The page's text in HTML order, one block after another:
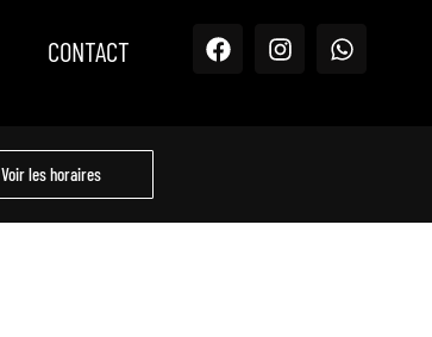
CONTACT
Voir les horaires